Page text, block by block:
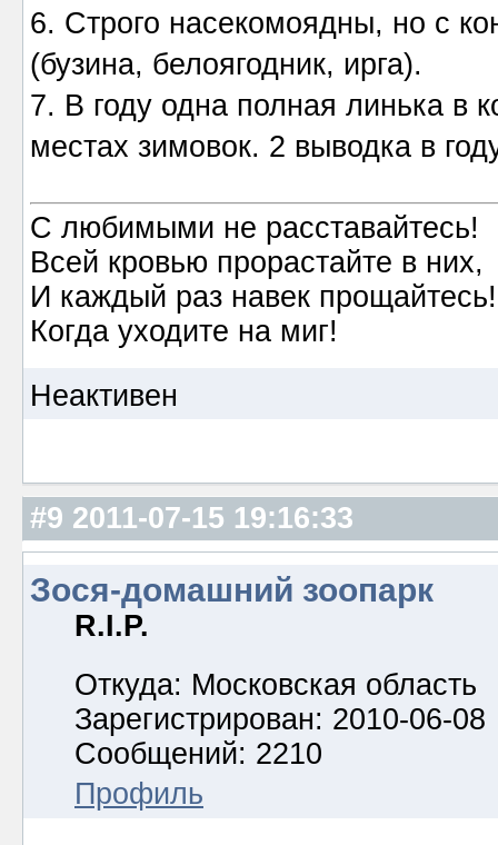
6. Строго насекомоядны, но с
(бузина, белоягодник, ирга).
7. В году одна полная линька в
местах зимовок. 2 выводка в
С любимыми не расставайтесь!
Всей кровью прорастайте в них,
И каждый раз навек прощайтесь!
Когда уходите на миг!
Неактивен
#9 2011-07-15 19:16:33
Зося-домашний зоопарк
R.I.P.
Откуда: Московская область
Зарегистрирован: 2010-06-08
Сообщений: 2210
Профиль